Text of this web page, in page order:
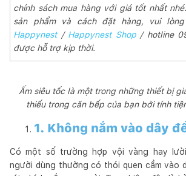
chính sách mua hàng với giá tốt nhất
sản phẩm và cách đặt hàng, vui
Happynest/ Happynest Shop/ hotline
được hỗ trợ kịp thời.
Ấm siêu tốc là một trong những thiết bị
thiếu trong căn bếp của bạn bởi tính
1. Không nắm vào dây
Có một số trường hợp vội vàng hay
người dùng thường có thói quen cầm vào